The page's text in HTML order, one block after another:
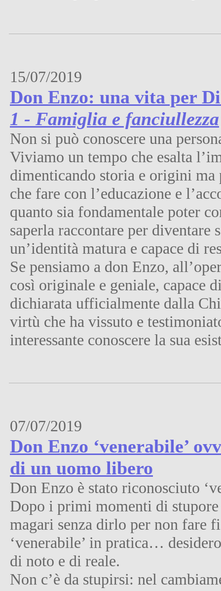
15/07/2019
Don Enzo: una vita per
1 - Famiglia e fanciullezza
Non si può conoscere una
Viviamo un tempo che esalta
dimenticando storia e origini ma
che fare con l’educazione e
quanto sia fondamentale poter
saperla raccontare per diventare
un’identità matura e capace di
Se pensiamo a don Enzo,
così originale e geniale, capace
dichiarata ufficialmente dalla
virtù che ha vissuto e
interessante conoscere la sua
07/07/2019
Don Enzo ‘venerabile’
di un uomo libero
Don Enzo è stato riconosciuto
Dopo i primi momenti di
magari senza dirlo per non fare
‘venerabile’ in pratica…
di noto e di reale.
Non c’è da stupirsi: nel